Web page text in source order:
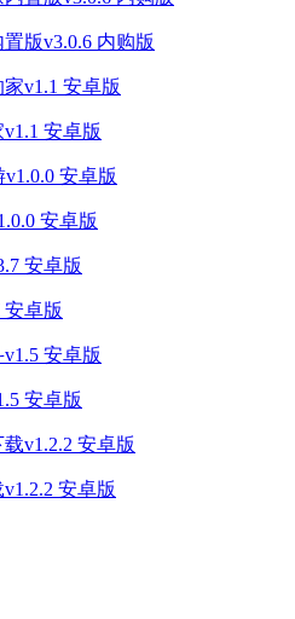
版v3.0.6 内购版
安卓版
安卓版
卓版
安卓版
安卓版